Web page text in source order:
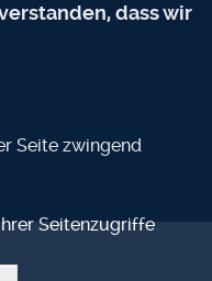
dass wir
Seite zwingend
Seitenzugriffe